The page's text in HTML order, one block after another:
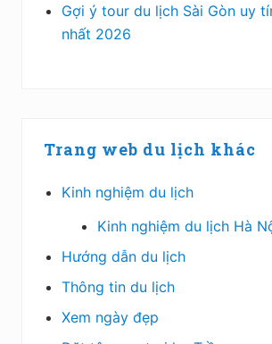
Gợi ý tour du lịch Sài Gòn uy
nhất 2026
Trang web du lịch khác
Kinh nghiệm du lịch
Kinh nghiệm du lịch Hà
Hướng dẫn du lịch
Thông tin du lịch
Xem ngày đẹp